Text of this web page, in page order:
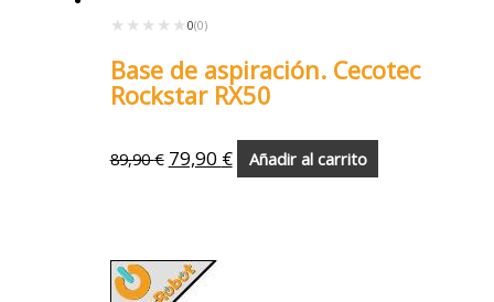
★★★★★
★★★★★ 0(0)
Base de aspiración. Cecotec
Rockstar RX50
89,90€ 79,90 € Añadir al carrito